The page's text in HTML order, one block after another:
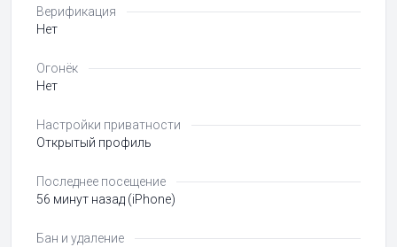
Верификация
Нет
Огонёк
Нет
Настройки приватности
Открытый профиль
Последнее посещение
56 минут назад (iPhone)
Бан и удаление